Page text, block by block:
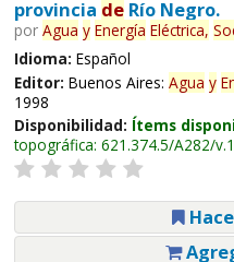
provincia deRío Negro.
por Agua y Energía Eléctrica,
Idioma: Español
Editor: Buenos Aires: Agua y
1998
Disponibilidad: Ítems
topográfica: 621.374.5/A282/v.1